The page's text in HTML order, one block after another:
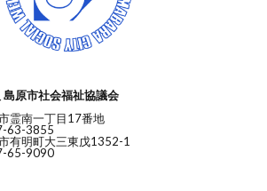
島原市社会福祉協議会
南一丁目17番地
3855
町大三東戊1352-1
9090